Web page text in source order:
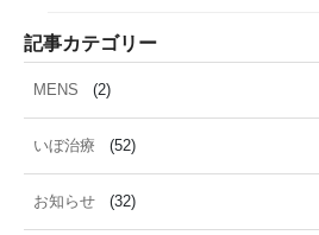
記事カテゴリー
MENS (2)
いぼ治療 (52)
お知らせ (32)